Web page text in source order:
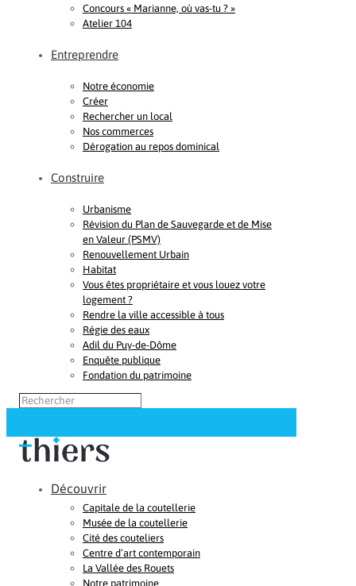
Concours « Marianne, où vas-tu ? »
Atelier 104
Entreprendre
Notre économie
Créer
Rechercher un local
Nos commerces
Dérogation au repos dominical
Construire
Urbanisme
Révision du Plan de Sauvegarde et de Mise
en Valeur (PSMV)
Renouvellement Urbain
Habitat
Vous êtes propriétaire et vous louez votre
logement ?
Rendre la ville accessible à tous
Régie des eaux
Adil du Puy-de-Dôme
Enquête publique
Fondation du patrimoine
Découvrir
Capitale de la coutellerie
Musée de la coutellerie
Cité des couteliers
Centre d’art contemporain
La Vallée des Rouets
Notre patrimoine